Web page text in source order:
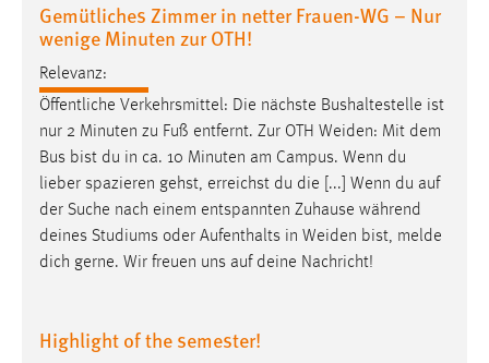
Gemütliches Zimmer in netter Frauen-WG – Nur
wenige Minuten zur OTH!
Relevanz:
Öffentliche Verkehrsmittel: Die nächste Bushaltestelle ist
nur 2 Minuten zu Fuß entfernt. Zur OTH Weiden: Mit dem
Bus bist du in ca. 10 Minuten am Campus. Wenn du
lieber spazieren gehst, erreichst du die [...] Wenn du auf
der Suche nach einem entspannten Zuhause während
deines Studiums oder Aufenthalts in Weiden bist, melde
dich gerne. Wir freuen uns auf deine Nachricht!
Highlight of the semester!